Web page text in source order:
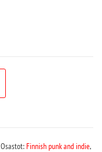
Osastot:Finnish punk and indie,